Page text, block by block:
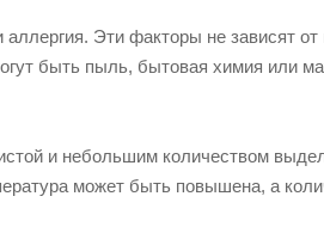
Эти факторы не зависят от
быть пыль, бытовая химия или
и небольшим количеством
может быть повышена, а